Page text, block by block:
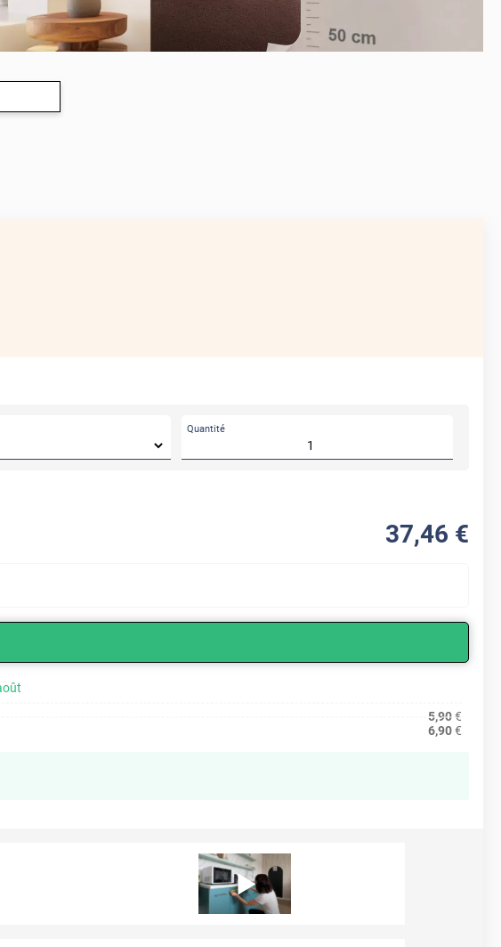
Quantité
37,46 €
5,90€
6,90€